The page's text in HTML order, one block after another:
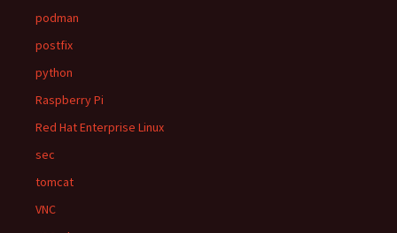
podman
postfix
python
Raspberry Pi
Red Hat Enterprise Linux
sec
tomcat
VNC